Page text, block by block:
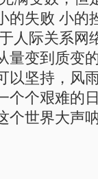
的失败 小的
人际关系网
量变到质变
以坚持，风
个个艰难的
个世界大声